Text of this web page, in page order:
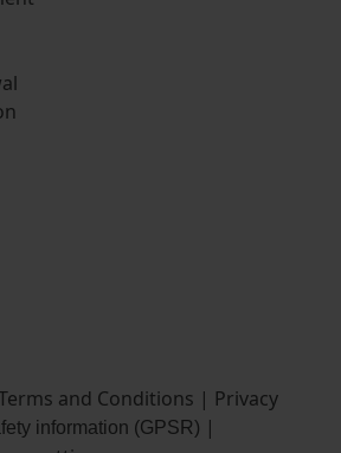
and Conditions | Privacy
information (GPSR) |